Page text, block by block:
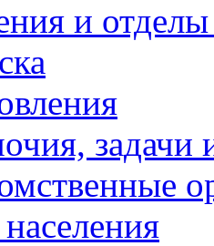
и
задачи